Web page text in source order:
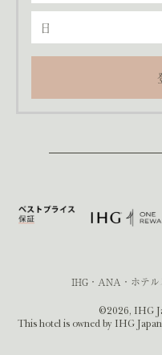
IHG・ANA・ホテル
©2026, IHG
This hotel is owned by IHG